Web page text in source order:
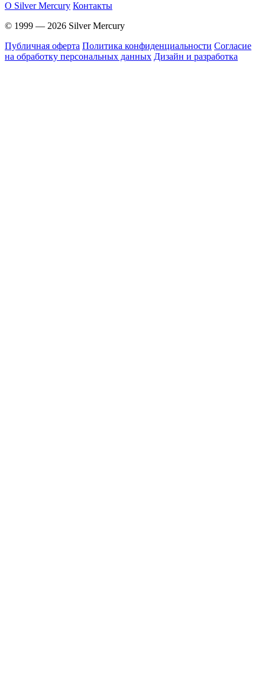
O Silver Mercury Контакты
© 1999 — 2026 Silver Mercury
Публичная оферта Политика конфиденциальности Согласие
на обработку персональных данных Дизайн и разработка